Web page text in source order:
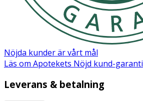
Nöjda kunder är vårt mål
Läs om Apotekets Nöjd kund-garanti
Leverans & betalning